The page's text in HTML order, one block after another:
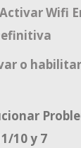
Wifi
o
10 y 7